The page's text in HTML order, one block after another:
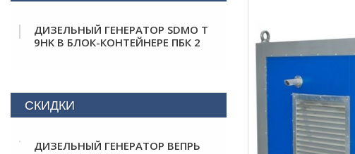
ДИЗЕЛЬНЫЙ ГЕНЕРАТОР SDMO T
9HK В БЛОК-КОНТЕЙНЕРЕ ПБК 2
СКИДКИ
ДИЗЕЛЬНЫЙ ГЕНЕРАТОР ВЕПРЬ